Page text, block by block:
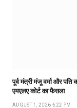
पूर्व मंत्री मंजू वर्मा और
एमएलए कोर्ट का फैसला
AUGUST 1, 2026 6:22 PM